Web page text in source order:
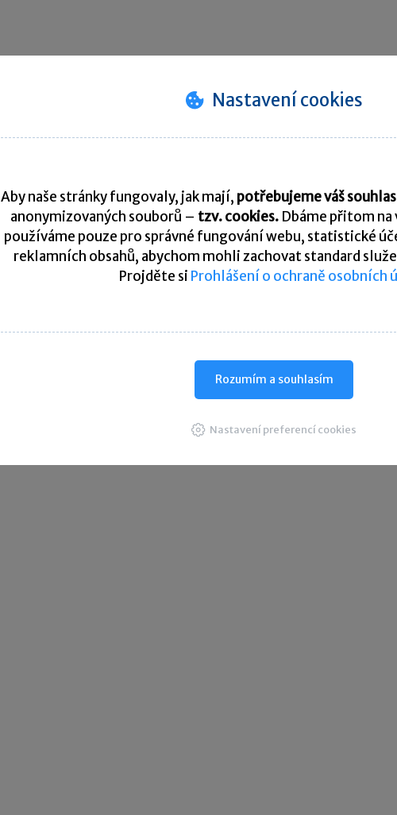
Nastavení cookies
Aby naše stránky fungovaly, jak mají, potřebujeme váš
anonymizovaných souborů – tzv. cookies. Dbáme přitom na
používáme pouze pro správné fungování webu, statistické
reklamních obsahů, abychom mohli zachovat standard
Projděte si Prohlášení o ochraně osobních
Rozumím a souhlasím
Nastavení preferencí cookies